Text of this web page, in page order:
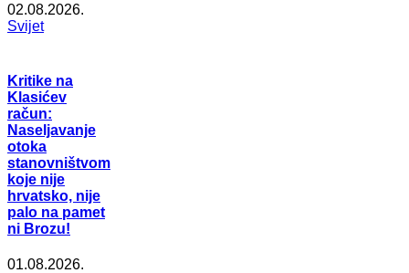
02.08.2026.
Svijet
Kritike na
Klasićev
račun:
Naseljavanje
otoka
stanovništvom
koje nije
hrvatsko, nije
palo na pamet
ni Brozu!
01.08.2026.